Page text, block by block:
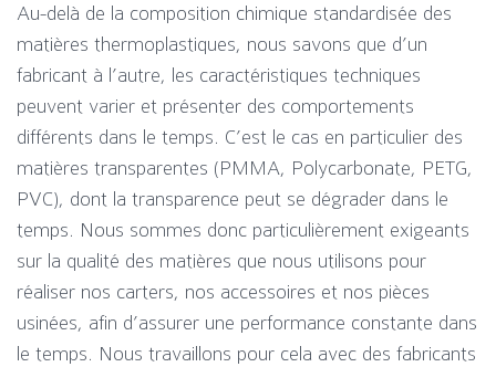
Au-delà de la composition chimique standardisée des
matières thermoplastiques, nous savons que d’un
fabricant à l’autre, les caractéristiques techniques
peuvent varier et présenter des comportements
différents dans le temps. C’est le cas en particulier des
matières transparentes (PMMA, Polycarbonate, PETG,
PVC), dont la transparence peut se dégrader dans le
temps. Nous sommes donc particulièrement exigeants
sur la qualité des matières que nous utilisons pour
réaliser nos carters, nos accessoires et nos pièces
usinées, afin d’assurer une performance constante dans
le temps. Nous travaillons pour cela avec des fabricants